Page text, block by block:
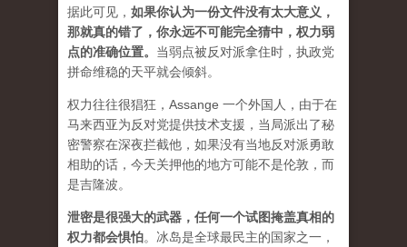
据此可见， 如果你认为一份文件没有太大意义，
那就真的错了，你永远不可能完全猜中，权力弱
点的准确位置。 当弱点被反对派拿住时，执政党
拼命维稳的天平就会倾斜。
权力往往很猖狂，Assange 一个外国人，由于在
马来西亚为反对党提供技术支援，当局派出了秘
密警察在深夜拦截他，如果没有当地反对派勇敢
相助的话，今天关押他的地方可能不是伦敦，而
是吉隆波。
泄密是很强大的武器，任何一个试图掩盖真相的
权力都会惧怕。 冰岛是全球最民主的国家之一，